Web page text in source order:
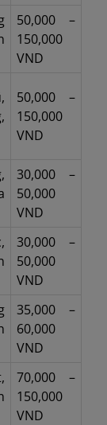
50,000 –
150,000
VND
50,000 –
150,000
VND
30,000 –
50,000
VND
30,000 –
50,000
VND
35,000 –
60,000
VND
70,000 –
150,000
VND